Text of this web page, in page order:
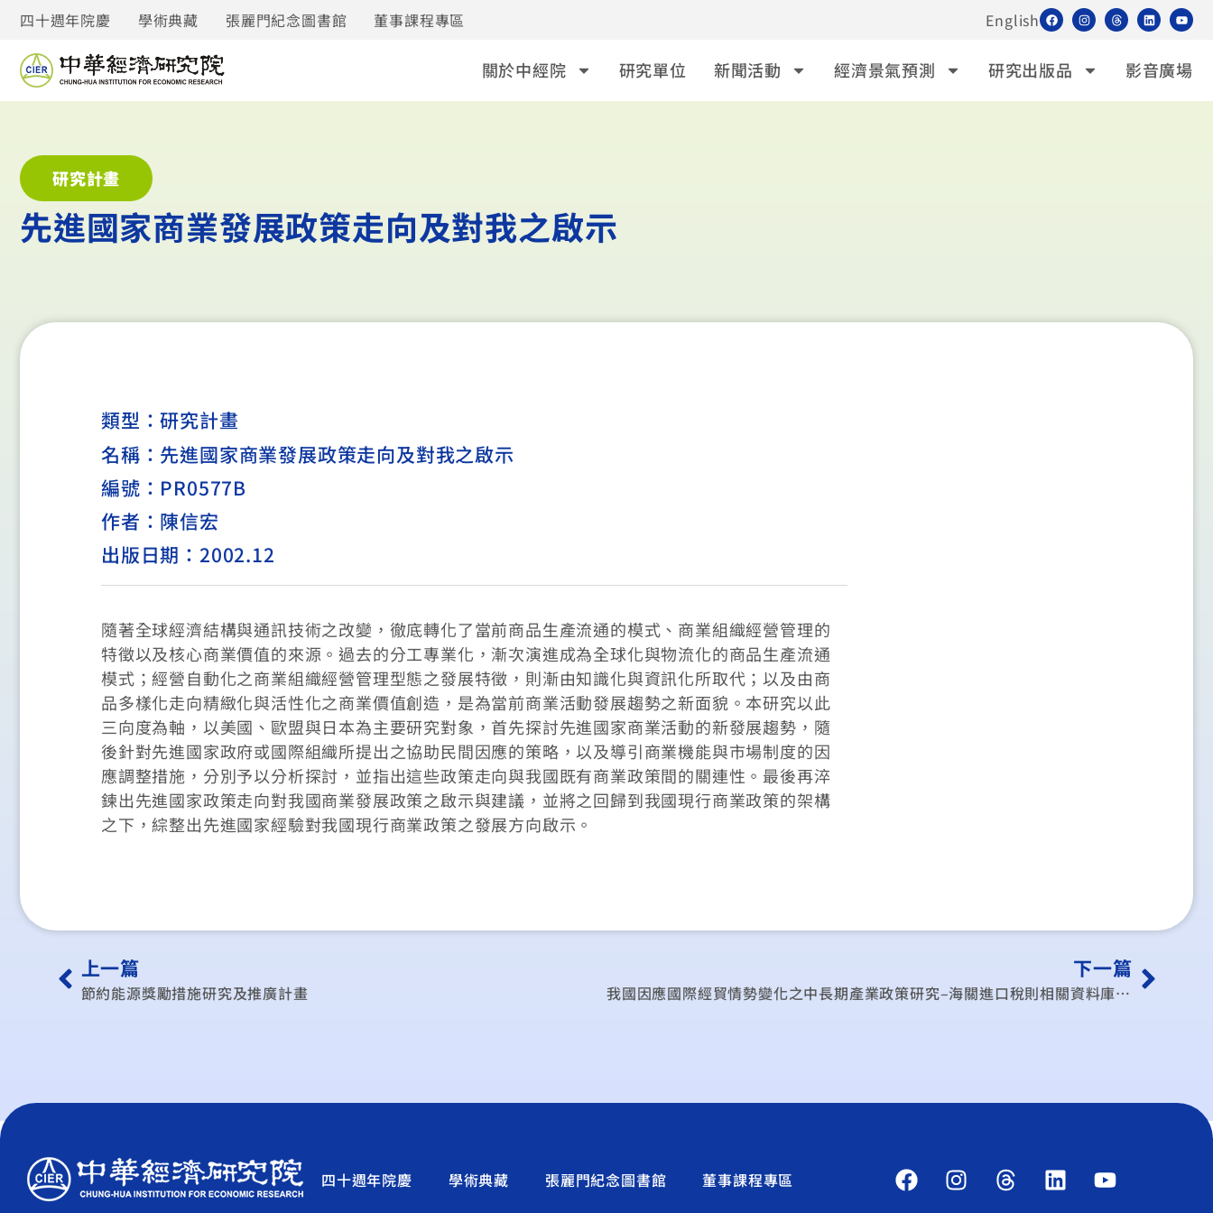
四十週年院慶 學術典藏 張麗門紀念圖書館 董事課程專區 English
關於中經院 研究單位 新聞活動 經濟景氣預測 研究出版品 影音廣場
研究計畫
先進國家商業發展政策走向及對我之啟示
類型：研究計畫
名稱：先進國家商業發展政策走向及對我之啟示
編號：PR0577B
作者：陳信宏
出版日期：2002.12
隨著全球經濟結構與通訊技術之改變，徹底轉化了當前商品生產流通的模式、商業組織經營管理的
特徵以及核心商業價值的來源。過去的分工專業化，漸次演進成為全球化與物流化的商品生產流通
模式；經營自動化之商業組織經營管理型態之發展特徵，則漸由知識化與資訊化所取代；以及由商
品多樣化走向精緻化與活性化之商業價值創造，是為當前商業活動發展趨勢之新面貌。本研究以此
三向度為軸，以美國、歐盟與日本為主要研究對象，首先探討先進國家商業活動的新發展趨勢，隨
後針對先進國家政府或國際組織所提出之協助民間因應的策略，以及導引商業機能與市場制度的因
應調整措施，分別予以分析探討，並指出這些政策走向與我國既有商業政策間的關連性。最後再淬
鍊出先進國家政策走向對我國商業發展政策之啟示與建議，並將之回歸到我國現行商業政策的架構
之下，綜整出先進國家經驗對我國現行商業政策之發展方向啟示。
上一篇
節約能源獎勵措施研究及推廣計畫
下一篇
我國因應國際經貿情勢變化之中長期產業政策研究–海關進口稅則相關資料庫之建立
四十週年院慶 學術典藏 張麗門紀念圖書館 董事課程專區